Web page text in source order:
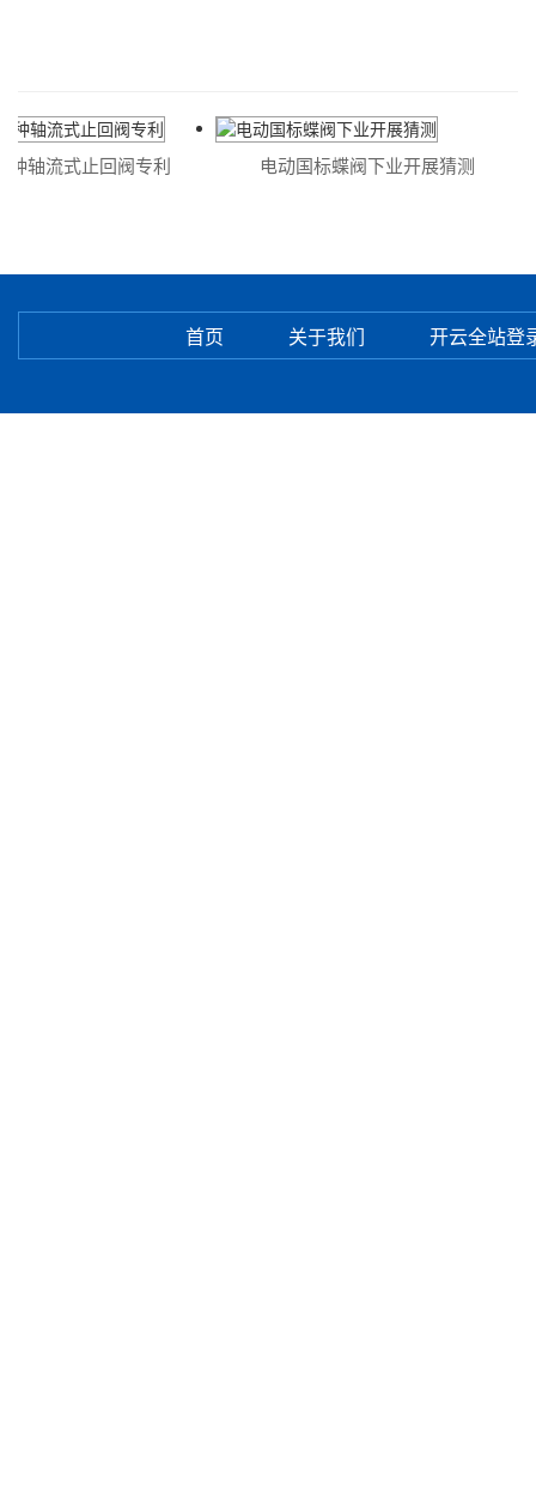
轴流式止回阀专利 电动国标蝶阀下业开展猜测
首页 关于我们 开云全站登